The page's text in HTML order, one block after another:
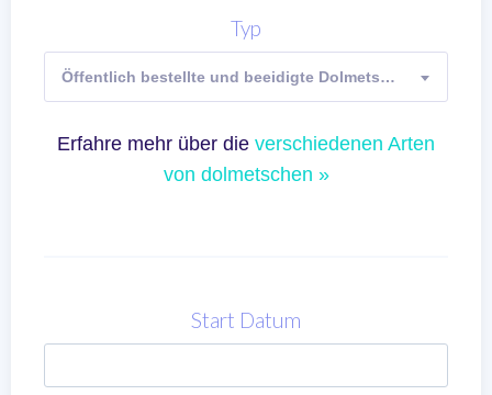
Typ
Öffentlich bestellte und beeidigte Dolmetscher (Gerichtsdolmetscher)
Erfahre mehr über die verschiedenen Arten
von dolmetschen »
Start Datum